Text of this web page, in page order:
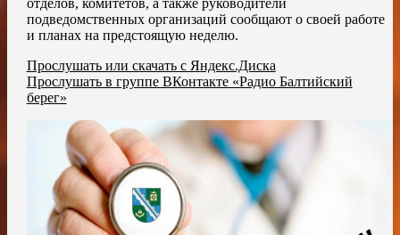
подведомственных организаций сообщают о своей работе
и планах на предстоящую неделю.
Прослушать или скачать с Яндекс.Диска
Прослушать в группе ВКонтакте «Радио Балтийский
берег»